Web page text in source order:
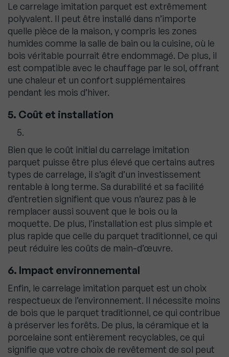
Le carrelage imitation parquet est extrêmement
polyvalent. Il peut être installé dans n’importe
quelle pièce de la maison, y compris les zones
humides comme la salle de bain ou la cuisine, où le
bois véritable pourrait être endommagé. De plus, il
est compatible avec le chauffage par le sol, offrant
une chaleur et un confort supplémentaires
pendant les mois d’hiver.
5. Coût et installation
Bien que le coût initial du carrelage imitation
parquet puisse être plus élevé que certains autres
types de carrelage, il s’agit d’un investissement
rentable à long terme. Sa durabilité et sa facilité
d’entretien signifient que vous n’aurez pas à le
remplacer aussi souvent que le bois ou la
moquette. De plus, l’installation est plus simple et
plus rapide que celle du parquet traditionnel, ce qui
peut réduire les coûts de main-d’œuvre.
6. Impact environnemental
Enfin, le carrelage imitation parquet est un choix
respectueux de l’environnement. Il nécessite moins
de bois que le parquet traditionnel, ce qui contribue
à préserver les forêts. De plus, la céramique et la
porcelaine sont entièrement recyclables, ce qui
signifie que votre choix de revêtement de sol peut